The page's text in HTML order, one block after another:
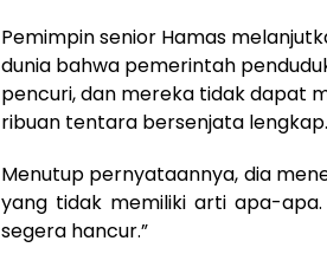
Pemimpin senior Hamas
dunia bahwa pemerintah
pencuri, dan mereka tidak dapat
ribuan tentara bersenjata
Menutup pernyataannya, dia
yang tidak memiliki arti apa-
segera hancur.”